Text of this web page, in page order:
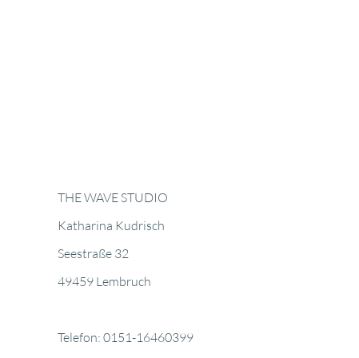
THE WAVE STUDIO
Katharina Kudrisch
Seestraße 32
49459 Lembruch
Telefon: 0151-16460399